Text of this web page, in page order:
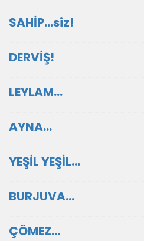
SAHİP…siz!
DERVİŞ!
LEYLAM…
AYNA…
YEŞİL YEŞİL…
BURJUVA…
ÇÖMEZ…